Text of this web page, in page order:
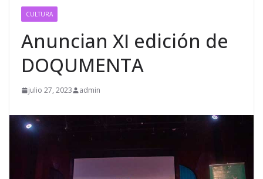
CULTURA
Anuncian XI edición de
DOQUMENTA
julio 27, 2023 admin